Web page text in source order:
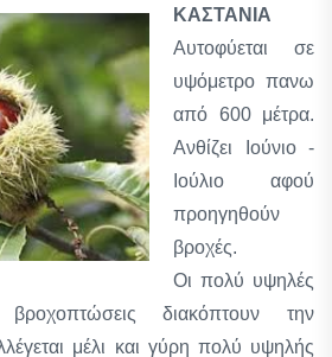
ΚΑΣΤΑΝΙΑ
Αυτοφύεται σε
υψόμετρο πανω
από 600 μέτρα.
Ανθίζει Ιούνιο -
Ιούλιο αφού
προηγηθούν
βροχές.
Οι πολύ υψηλές
διακόπτουν την
μέλι και γύρη πολύ υψηλής